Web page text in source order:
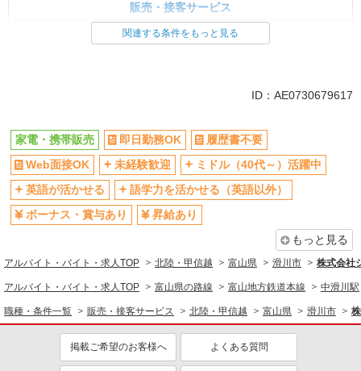
販売・接客サービス
日払い
車通勤OK
交通費支給
社会保険あり
社員登用あり
関連する条件をもっと見る
ID：AE0730679617
家電・携帯販売 即日勤務OK
履歴書不要
Web面接OK
未経験歓迎
ミドル（40代～）活躍中
英語が活かせる
語学力を活かせる（英語以外）
ボーナス・賞与あり
昇給あり
もっと見る
アルバイト・バイト・求人TOP 北陸・甲信越 富山県 滑川市 株式会社
アルバイト・バイト・求人TOP 富山県の路線 富山地方鉄道本線 中滑川駅
職種・条件一覧 販売・接客サービス 北陸・甲信越 富山県 滑川市
掲載ご希望のお客様へ よくある質問